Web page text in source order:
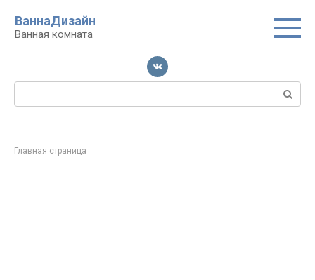
контенту
ВаннаДизайн
Ванная комната
Поиск:
Главная страница